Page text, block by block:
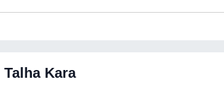
Talha Kara